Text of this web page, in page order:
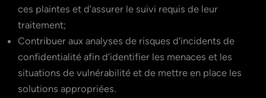
ces plaintes et d’assurer le suivi requis de leur
traitement;
Contribuer aux analyses de risques d’incidents de
confidentialité afin d’identifier les menaces et les
situations de vulnérabilité et de mettre en place les
solutions appropriées.